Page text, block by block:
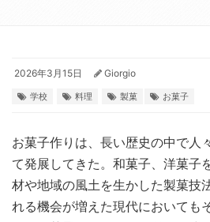
2026年3月15日 Giorgio
学校 料理 製菓 お菓子
お菓子作りは、長い歴史の中で人
て発展してきた。 和菓子、洋菓子
材や地域の風土を生かした製菓技
れる機会が増えた現代においても